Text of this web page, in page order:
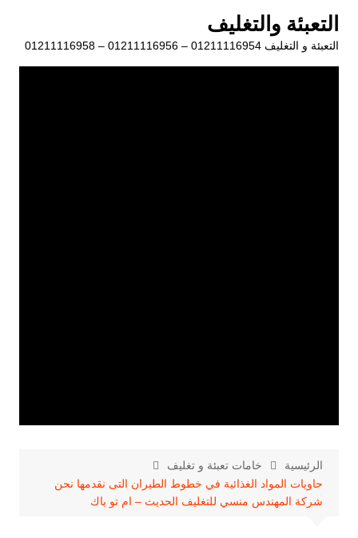
المحتوى
التعبئة والتغليف
التعبئة و التغليف 01211116954 – 01211116956 – 01211116958
الرئيسية
خامات تعبئة و تغليف
حاويات المواد الغذائية في خطوط الطيران التى نقدمها نحن
شركة المهندس منسي للتغليف الحديث – ام تو باك